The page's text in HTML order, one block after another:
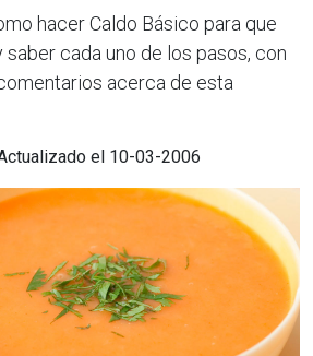
hacer Caldo Básico para que
cada uno de los pasos, con
acerca de esta
el 10-03-2006